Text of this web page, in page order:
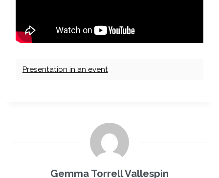
Presentation in an event
Gemma Torrell Vallespin